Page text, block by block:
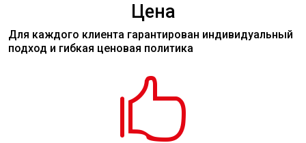
Цена
Для каждого клиента гарантирован индивидуальный
подход и гибкая ценовая политика
